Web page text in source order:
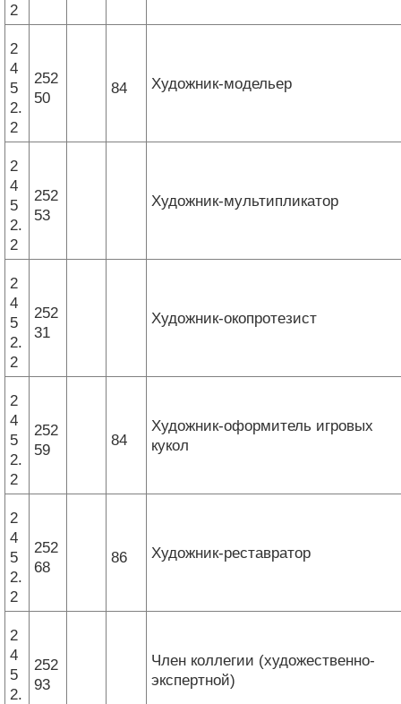
2
2
4
5
2.
2
252
50
84 Художник-модельер
2
4
5
2.
2
252
53
Художник-мультипликатор
2
4
5
2.
2
252
31
Художник-окопротезист
2
4
5
2.
2
252
59
84
Художник-оформитель игровых
кукол
2
4
5
2.
2
252
68
86 Художник-реставратор
2
4
5
2.
252
93
Член коллегии (художественно-
экспертной)